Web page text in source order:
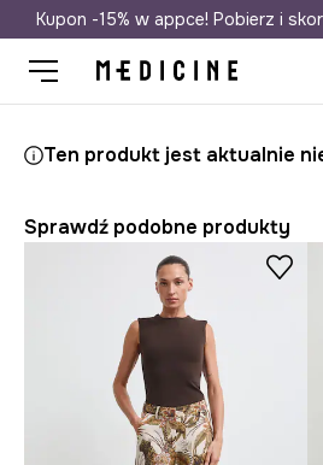
Darmowa dostawa do
Kupon -15% w appce! Pobierz i
Ten produkt jest aktualnie
Sprawdź podobne produkty